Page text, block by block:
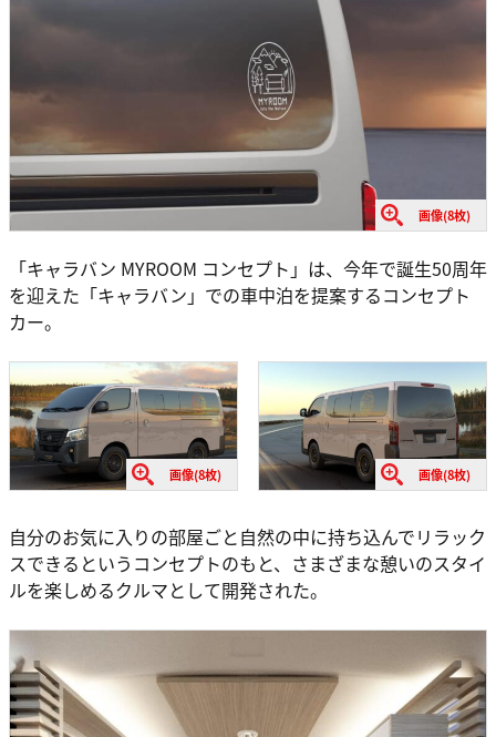
画像(8枚)
「キャラバン MYROOM コンセプト」は、今年で誕生50周年
を迎えた「キャラバン」での車中泊を提案するコンセプト
カー。
画像(8枚) 画像(8枚)
自分のお気に入りの部屋ごと自然の中に持ち込んでリラック
スできるというコンセプトのもと、さまざまな憩いのスタイ
ルを楽しめるクルマとして開発された。